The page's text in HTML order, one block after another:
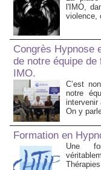
l'IMO,
violence,
Congrès Hypnose
de notre équipe
IMO.
C’est
notre
intervenir
On y
Formation en
Une